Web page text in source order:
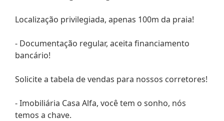
Localização privilegiada, apenas 100m da praia!
- Documentação regular, aceita financiamento
bancário!
Solicite a tabela de vendas para nossos corretores!
- Imobiliária Casa Alfa, você tem o sonho, nós
temos a chave.